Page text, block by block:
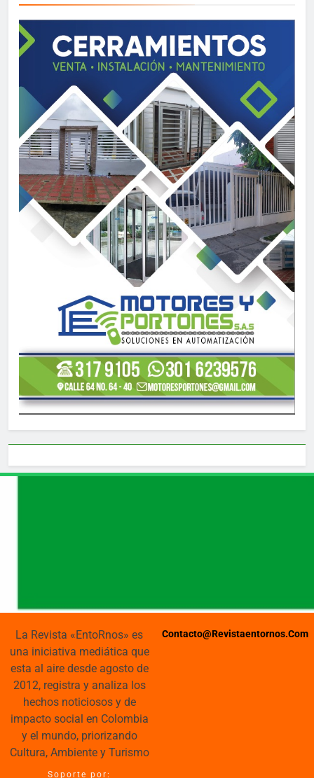
La Revista «EntoRnos» es
una iniciativa mediática que
esta al aire desde agosto de
2012, registra y analiza los
hechos noticiosos y de
impacto social en Colombia
y el mundo, priorizando
Cultura, Ambiente y Turismo
Soporte por:
Contacto@revistaentornos.com